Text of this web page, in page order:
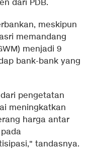
dari PDB.
meskipun
memandang
menjadi 9
bank-bank yang
pengetatan
meningkatkan
harga antar
tandasnya.